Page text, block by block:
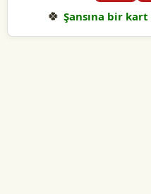
🍀 Şansına bir